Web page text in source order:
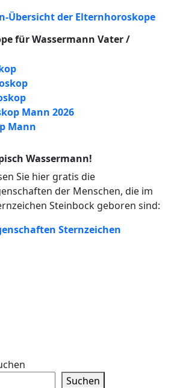
Übersicht der Elternhoroskope
für Wassermann Vater /
Mann 2026
Mann
Wassermann!
Sie hier gratis die
der Menschen, die im
Steinbock geboren sind:
Sternzeichen
Suchen